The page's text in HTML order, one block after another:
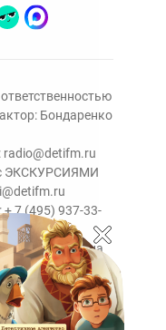
Бондаренко
radio@detifm.ru
ЭКСКУРСИЯМИ
+ 7 (495) 937-33-
рекламы на
«ГПМ